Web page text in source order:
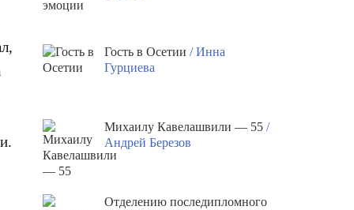
Гость в Осетии/ Инна
Гурциева
Михаилу Кавелашвили — 55/
Андрей Березов
Отделению последипломного